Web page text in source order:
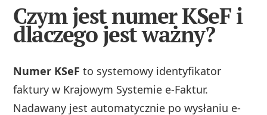
Czym jest numer KSeF i
dlaczego jest ważny?
Numer KSeF to systemowy identyfikator
faktury w Krajowym Systemie e-Faktur.
Nadawany jest automatycznie po wysłaniu e-